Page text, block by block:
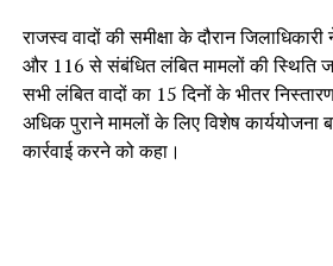
राजस्व वादों की समीक्षा के दौरान
और 116 से संबंधित लंबित मामलों की स्थिति
सभी लंबित वादों का 15 दिनों के भीतर
अधिक पुराने मामलों के लिए विशेष कार्ययोजना
कार्रवाई करने को कहा।